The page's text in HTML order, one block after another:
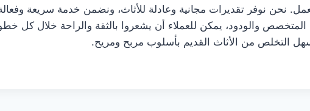
نحن نوفر تقديرات مجانية وعادلة للأثاث، ونضمن خدمة سريعة
والودود، يمكن للعملاء أن يشعروا بالثقة والراحة خلال كل
التخلص من الأثاث القديم بأسلوب مربح ومريح.